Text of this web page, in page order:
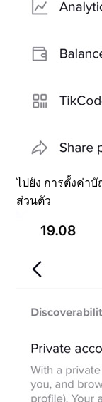
ไปยัง การตั้งค่า
ส่วนตัว